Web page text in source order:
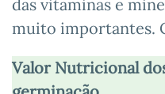
das vitaminas e
muito importantes.
Valor Nutricional